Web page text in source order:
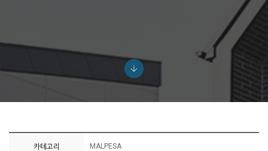
카테고리 MALPESA